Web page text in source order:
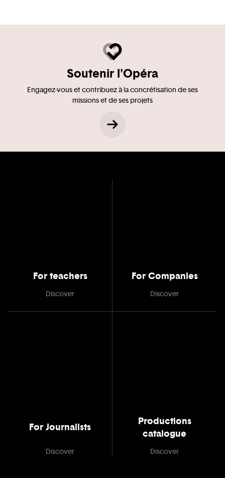
Soutenir l'Opéra
Engagez-vous et contribuez à la concrétisation de ses
missions et de ses projets
For teachers
Discover
For Companies
Discover
For Journalists
Discover
Productions
catalogue
Discover